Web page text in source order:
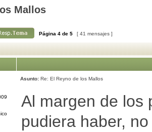
Mallos
Página 4 de 5 [ 41 mensajes ]
Asunto: Re: El Reyno de los Mallos
Al margen de los
pudiera haber,